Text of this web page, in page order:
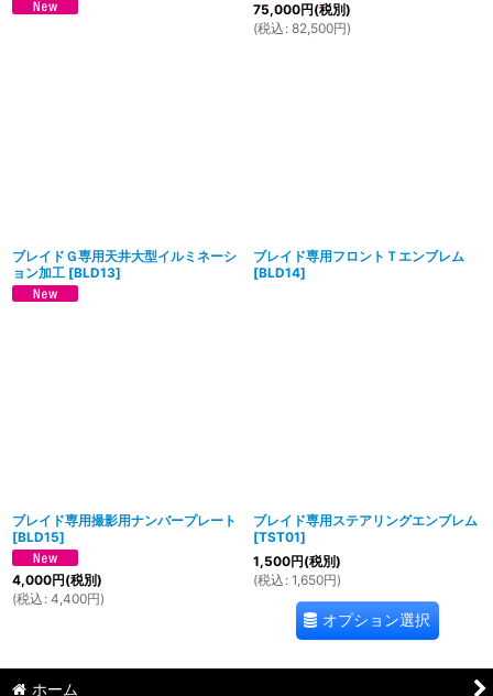
75,000円(税別)
(税込 : 82,500円)
ブレイドＧ専用天井大型イルミネーシ
ョン加工 [BLD13]
ブレイド専用フロントＴエンブレム
[BLD14]
ブレイド専用撮影用ナンバープレート
[BLD15]
4,000円(税別)
(税込 : 4,400円)
ブレイド専用ステアリングエンブレム
[TST01]
1,500円(税別)
(税込 : 1,650円)
オプション選択
ホーム